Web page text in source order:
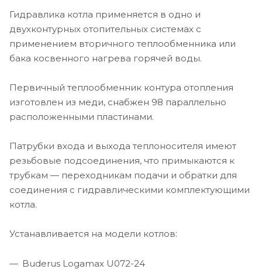
Гидравлика котла применяется в одно и
двухконтурных отопительных системах с
применением вторичного теплообменника или
бака косвенного нагрева горячей воды.
Первичный теплообменник контура отопления
изготовлен из меди, снабжен 98 параллельно
расположенными пластинами.
Патрубки входа и выхода теплоносителя имеют
резьбовые подсоединения, что примыкаются к
трубкам — переходникам подачи и обратки для
соединения с гидравлическими комплектующими
котла.
Устанавливается на модели котлов:
Buderus Logamax U072-24